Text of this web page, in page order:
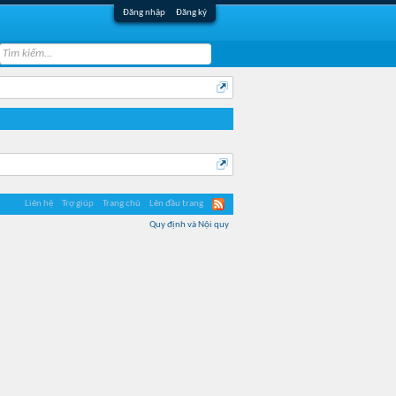
Đăng nhập Đăng ký
Liên hệ Trợ giúp Trang chủ Lên đầu trang
Quy định và Nội quy